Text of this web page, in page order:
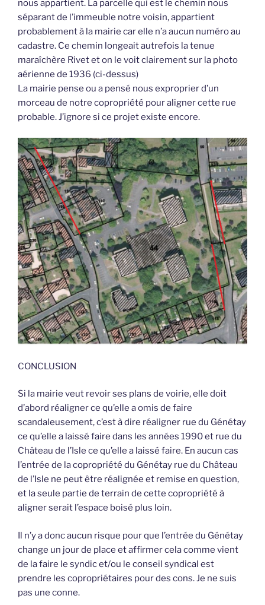
nous appartient. La parcelle qui est le chemin nous
séparant de l’immeuble notre voisin, appartient
probablement à la mairie car elle n’a aucun numéro au
cadastre. Ce chemin longeait autrefois la tenue
maraîchère Rivet et on le voit clairement sur la photo
aérienne de 1936 (ci-dessus)
La mairie pense ou a pensé nous exproprier d’un
morceau de notre copropriété pour aligner cette rue
probable. J’ignore si ce projet existe encore.
CONCLUSION
Si la mairie veut revoir ses plans de voirie, elle doit
d’abord réaligner ce qu’elle a omis de faire
scandaleusement, c’est à dire réaligner rue du Génétay
ce qu’elle a laissé faire dans les années 1990 et rue du
Château de l’Isle ce qu’elle a laissé faire. En aucun cas
l’entrée de la copropriété du Génétay rue du Château
de l’Isle ne peut être réalignée et remise en question,
et la seule partie de terrain de cette copropriété à
aligner serait l’espace boisé plus loin.
Il n’y a donc aucun risque pour que l’entrée du Génétay
change un jour de place et affirmer cela comme vient
de la faire le syndic et/ou le conseil syndical est
prendre les copropriétaires pour des cons. Je ne suis
pas une conne.